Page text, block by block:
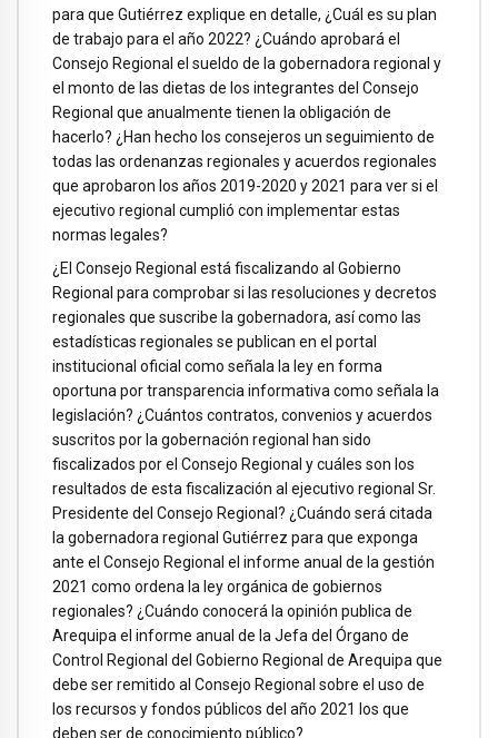
para que Gutiérrez explique en detalle, ¿Cuál es su plan
de trabajo para el año 2022? ¿Cuándo aprobará el
Consejo Regional el sueldo de la gobernadora regional y
el monto de las dietas de los integrantes del Consejo
Regional que anualmente tienen la obligación de
hacerlo? ¿Han hecho los consejeros un seguimiento de
todas las ordenanzas regionales y acuerdos regionales
que aprobaron los años 2019-2020 y 2021 para ver si el
ejecutivo regional cumplió con implementar estas
normas legales?
¿El Consejo Regional está fiscalizando al Gobierno
Regional para comprobar si las resoluciones y decretos
regionales que suscribe la gobernadora, así como las
estadísticas regionales se publican en el portal
institucional oficial como señala la ley en forma
oportuna por transparencia informativa como señala la
legislación? ¿Cuántos contratos, convenios y acuerdos
suscritos por la gobernación regional han sido
fiscalizados por el Consejo Regional y cuáles son los
resultados de esta fiscalización al ejecutivo regional Sr.
Presidente del Consejo Regional? ¿Cuándo será citada
la gobernadora regional Gutiérrez para que exponga
ante el Consejo Regional el informe anual de la gestión
2021 como ordena la ley orgánica de gobiernos
regionales? ¿Cuándo conocerá la opinión publica de
Arequipa el informe anual de la Jefa del Órgano de
Control Regional del Gobierno Regional de Arequipa que
debe ser remitido al Consejo Regional sobre el uso de
los recursos y fondos públicos del año 2021 los que
deben ser de conocimiento público?